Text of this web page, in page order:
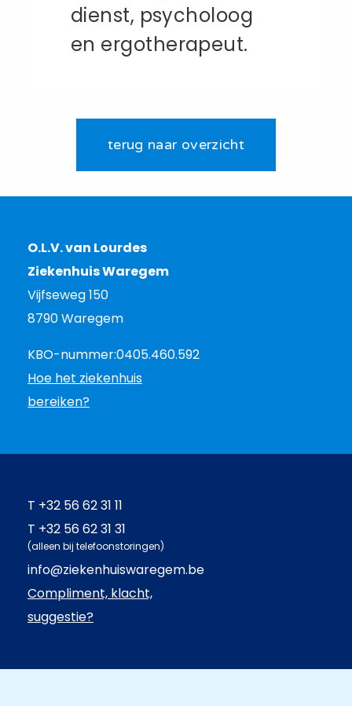
dienst, psycholoog
en ergotherapeut.
terug naar overzicht
O.L.V. van Lourdes
Ziekenhuis Waregem
Vijfseweg 150
8790 Waregem
KBO-nummer:0405.460.592
Hoe het ziekenhuis
bereiken?
T +32 56 62 31 11
T +32 56 62 31 31
(alleen bij telefoonstoringen)
info@ziekenhuiswaregem.be
Compliment, klacht,
suggestie?